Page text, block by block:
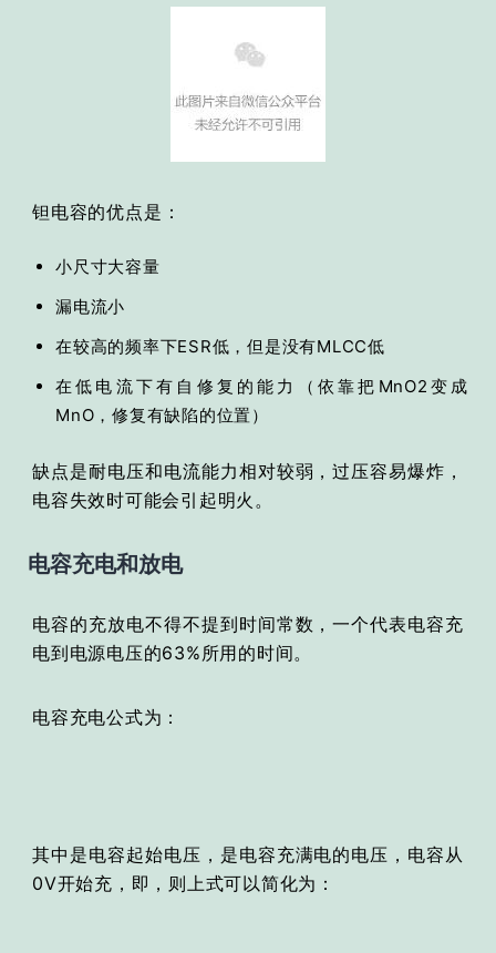
钽电容的优点是：
小尺寸大容量
漏电流小
在较高的频率下ESR低，但是没有MLCC低
在低电流下有自修复的能力（依靠把MnO2变成
MnO，修复有缺陷的位置）
缺点是耐电压和电流能力相对较弱，过压容易爆炸，
电容失效时可能会引起明火。
电容充电和放电
电容的充放电不得不提到时间常数，一个代表电容充
电到电源电压的63%所用的时间。
电容充电公式为：
其中是电容起始电压，是电容充满电的电压，电容从
0V开始充，即，则上式可以简化为：